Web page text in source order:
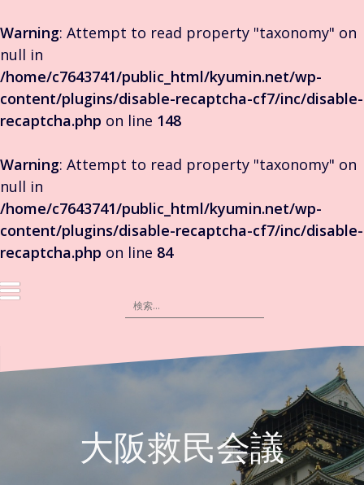
Warning: Attempt to read property "taxonomy" on
null in
/home/c7643741/public_html/kyumin.net/wp-
content/plugins/disable-recaptcha-cf7/inc/disable-
recaptcha.php on line 148
Warning: Attempt to read property "taxonomy" on
null in
/home/c7643741/public_html/kyumin.net/wp-
content/plugins/disable-recaptcha-cf7/inc/disable-
recaptcha.php on line 84
ン
検
大阪救民会議